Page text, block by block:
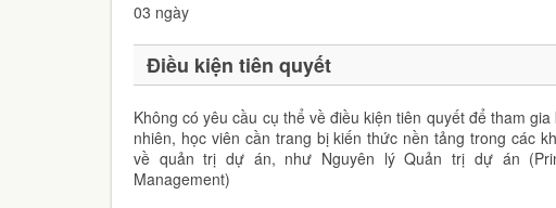
03 ngày
Điều kiện tiên quyết
Không có yêu cầu cụ thể về điều kiện tiên quyết để tham gia
nhiên, học viên cần trang bị kiến thức nền tảng trong các
về quản trị dự án, như Nguyên lý Quản trị dự án
Management)